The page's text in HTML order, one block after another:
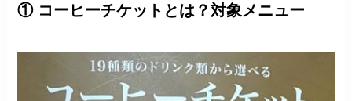
① コーヒーチケットとは？対象メニュー